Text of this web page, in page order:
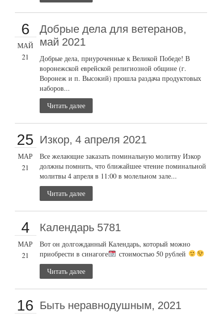
6
МАЙ
21
Добрые дела для ветеранов,
май 2021
Добрые дела, приуроченные к Великой Победе! В
воронежской еврейской религиозной общине (г.
Воронеж и п. Высокий) прошла раздача продуктовых
наборов...
Читать далее
25
МАР
21
Изкор, 4 апреля 2021
Все желающие заказать поминальную молитву Изкор
должны помнить, что ближайшее чтение поминальной
молитвы 4 апреля в 11:00 в молельном зале...
Читать далее
4
МАР
21
Календарь 5781
Вот он долгожданный Календарь, который можно
приобрести в синагоге
стоимостью 50 рублей
Читать далее
16 Быть неравнодушным, 2021